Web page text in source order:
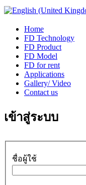
Home
FD Technology
FD Product
FD Model
FD for rent
Applications
Gallery/ Video
Contact us
เข้าสู่ระบบ
ชื่อผู้ใช้